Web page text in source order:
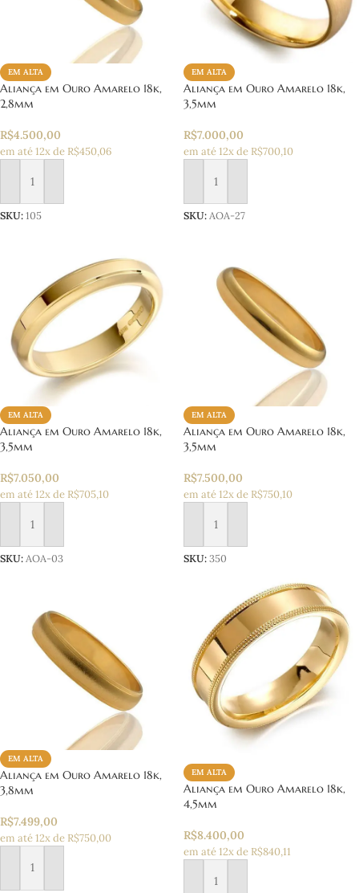
EM ALTA
Aliança em Ouro Amarelo 18k,
2,8mm
R$4.500,00
em até 12x de R$450,06
Adicionar ao carrinho
SKU:105
EM ALTA
Aliança em Ouro Amarelo 18k,
3,5mm
R$7.000,00
em até 12x de R$700,10
Adicionar ao carrinho
SKU:AOA-27
EM ALTA
Aliança em Ouro Amarelo 18k,
3,5mm
R$7.050,00
em até 12x de R$705,10
Adicionar ao carrinho
SKU:AOA-03
EM ALTA
Aliança em Ouro Amarelo 18k,
3,5mm
R$7.500,00
em até 12x de R$750,10
Adicionar ao carrinho
SKU:350
EM ALTA
Aliança em Ouro Amarelo 18k,
3,8mm
R$7.499,00
em até 12x de R$750,00
Adicionar ao carrinho
EM ALTA
Aliança em Ouro Amarelo 18k,
4,5mm
R$8.400,00
em até 12x de R$840,11
Adicionar ao carrinho